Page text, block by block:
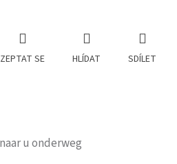
ZEPTAT SE HLÍDAT SDÍLET
u onderweg